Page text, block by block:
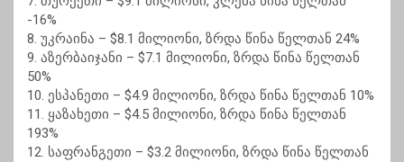
-16%
8. უკრაინა – $8.1 მილიონი, ზრდა წინა წელთან 24%
9. აზერბაიჯანი – $7.1 მილიონი, ზრდა წინა წელთან
50%
10. ესპანეთი – $4.9 მილიონი, ზრდა წინა წელთან 10%
11. ყაზახეთი – $4.5 მილიონი, ზრდა წინა წელთან
193%
12. საფრანგეთი – $3.2 მილიონი, ზრდა წინა წელთან